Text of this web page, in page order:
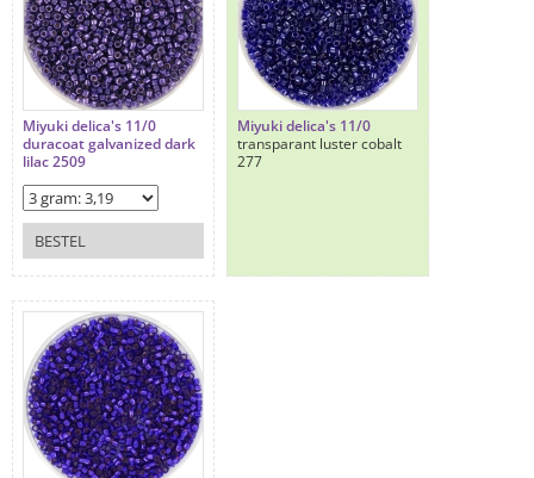
Miyuki delica's 11/0
duracoat galvanized dark
lilac 2509
BESTEL
Miyuki delica's 11/0
transparant luster cobalt
277